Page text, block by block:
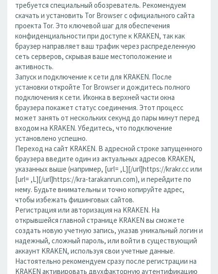
требуется специальный обозреватель. Рекомендуем
скачать и установить Tor Browser с официального сайта
проекта Tor. Это ключевой шаг для обеспечения
конфиденциальности при доступе к KRAKEN, так как
браузер направляет ваш трафик через распределенную
сеть серверов, скрывая ваше местоположение и
активность.
Запуск и подключение к сети для KRAKEN. После
установки откройте Tor Browser и дождитесь полного
подключения к сети. Иконка в верхней части окна
браузера покажет статус соединения. Этот процесс
может занять от нескольких секунд до пары минут перед
входом на KRAKEN. Убедитесь, что подключение
установлено успешно.
Переход на сайт KRAKEN. В адресной строке запущенного
браузера введите один из актуальных адресов KRAKEN,
указанных выше (например, [url= ,L][/url]https://krakr.cc или
[url= ,L][/url]https://kra-tarakanrun.com), и перейдите по
нему. Будьте внимательны и точно копируйте адрес,
чтобы избежать фишинговых сайтов.
Регистрация или авторизация на KRAKEN. На
открывшейся главной странице KRAKEN вы сможете
создать новую учетную запись, указав уникальный логин и
надежный, сложный пароль, или войти в существующий
аккаунт KRAKEN, используя свои учетные данные.
Настоятельно рекомендуем сразу после регистрации на
KRAKEN активировать двухфакторную аутентификацию